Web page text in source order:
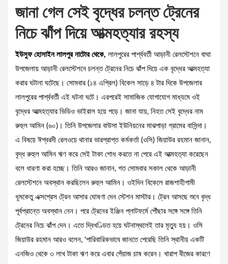
জানা গেল সেই বৃদ্ধের চলন্ত ট্রেনের
নিচে ঝাঁপ দিয়ে আত্মহত্যার রহস্য
ইউসুফ হোসাইন লালপুর নাটোর থেকে, লালপুরের পার্শ্ববর্তী আড়ানী রেলস্টেশনে বাঘা
উপজেলায় আড়ানী রেলস্টেশনে চলন্ত ট্রেনের নিচে ঝাঁপ দিয়ে এক বৃদ্ধের আত্মহত্যা
করার ঘটানা ঘটেছে। সোমবার (১৪ এপ্রিল) বিকেল সাড়ে ৪ টার দিকে উপজেলার
লালপুরের পার্শ্ববর্তী এই ঘটনা ঘটে। এরপরেই সামাজিক যোগাযোগ মাধ্যমে ওই
বৃদ্ধের আত্মহত্যার ভিডিও ভাইরাল হয়ে পড়ে। জানা যায়, নিহত সেই বৃদ্ধের নাম
রুহুল আমিন (৬০)। তিনি উপজেলার বাউসা ইউনিয়নের মাঝপাড়া গ্রামের বাসিন্দা।
এ বিষয়ে ঈশ্বরদী রেলওয়ে থানার ভারপ্রাপ্ত কর্মকর্তা (ওসি) জিয়াউর রহমান জানান,
বৃদ্ধ রুহুল আমিন ঋণ করে সেই টাকা শোধ করতে না পেরে এই আত্মহত্যা করেছেন
বলে ধারণা করা হচ্ছে। তিনি আরও জানান, গত সোমবার সকাল থেকে আড়ানী
রেলস্টেশনে অবস্থান করছিলেন রুহুল আমিন। ওইদিন বিকেলে রাজশাহীগামী
ধূমকেতু এক্সপ্রেস ট্রেন আসার ঘোষণা দেন স্টেশন মাস্টার। ট্রেন আসছে শুনে বৃদ্ধ
পূর্বপ্রান্তে অবস্থান নেন। পরে ট্রেনের ইঞ্জিন প্লাটফর্মে পৌঁছার সঙ্গে সঙ্গে তিনি
ট্রেনের নিচে ঝাঁপ দেন। এতে দ্বিখণ্ডিত হয়ে ঘটনাস্থলেই তার মৃত্যু হয়। ওসি
জিয়াউর রহমান আরও বলেন, ‘পারিবারিকভাবে জানতে পেরেছি তিনি স্থানীয় একটি
এনজিও থেকে ৩ লাখ টাকা ঋণ করে এবার পেঁয়াজ চাষ করেন। খারাপ বীজের কারণে